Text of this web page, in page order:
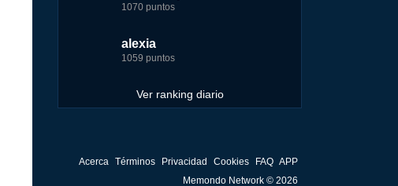
1070 puntos
alexia
1059 puntos
Ver ranking diario
5192 puntos
saray
5183 puntos
8290 puntos
fer
8283 puntos
244881 puntos
fer
236750 puntos
Acerca Términos Privacidad Cookies FAQ APP
Memondo Network © 2026